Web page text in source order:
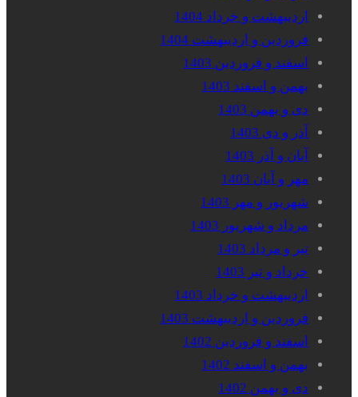
اردیبهشت و خرداد 1404
فروردین و اردیبهشت 1404
اسفند و فروردین 1403
بهمن و اسفند 1403
دی و بهمن 1403
آذر و دی 1403
آبان و آذر 1403
مهر و آبان 1403
شهریور و مهر 1403
مرداد و شهریور 1403
تیر و مرداد 1403
خرداد و تیر 1403
اردیبهشت و خرداد 1403
فروردین و اردیبهشت 1403
اسفند و فروردین 1402
بهمن و اسفند 1402
دی و بهمن 1402